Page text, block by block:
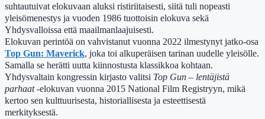
suhtautuivat elokuvaan aluksi ristiriitaisesti, siitä tuli nopeasti
yleisömenestys ja vuoden 1986 tuottoisin elokuva sekä
Yhdysvalloissa että maailmanlaajuisesti.
Elokuvan perintöä on vahvistanut vuonna 2022 ilmestynyt jatko-osa
Top Gun: Maverick, joka toi alkuperäisen tarinan uudelle yleisölle.
Samalla se herätti uutta kiinnostusta klassikkoa kohtaan.
Yhdysvaltain kongressin kirjasto valitsi Top Gun – lentäjistä
parhaat-elokuvan vuonna 2015 National Film Registryyn, mikä
kertoo sen kulttuurisesta, historiallisesta ja esteettisestä
merkityksestä.